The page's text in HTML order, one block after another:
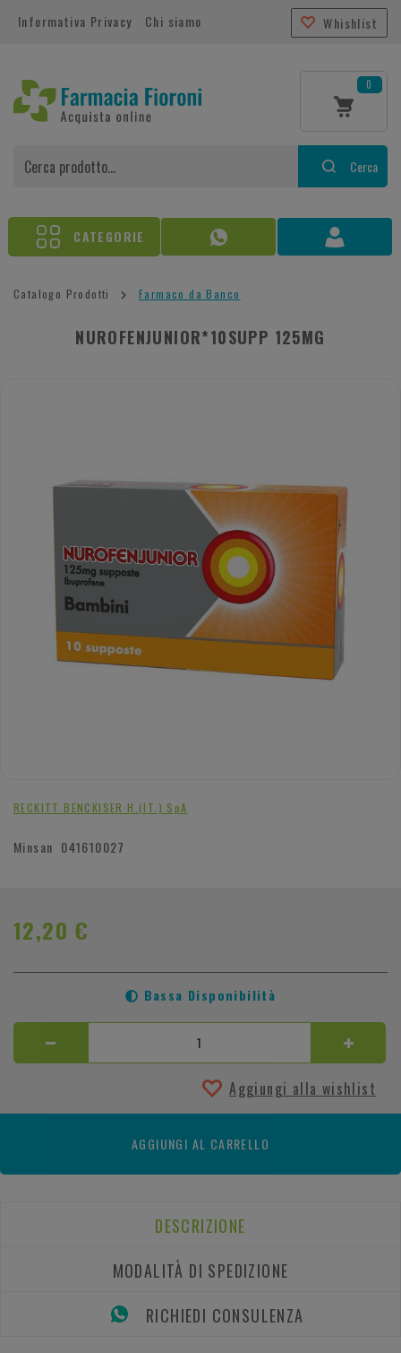
Informativa Privacy Chi siamo Whishlist
0
Cerca
CATEGORIE
Catalogo Prodotti Farmaco da Banco
NUROFENJUNIOR*10SUPP 125MG
RECKITT BENCKISER H.(IT.) SpA
Minsan 041610027
12,20 €
Bassa Disponibilità
Aggiungi alla wishlist
AGGIUNGI AL CARRELLO
DESCRIZIONE
MODALITÀ DI SPEDIZIONE
RICHIEDI CONSULENZA